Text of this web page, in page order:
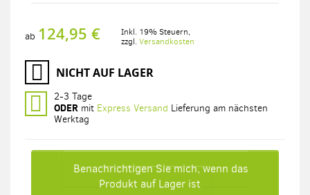
ab 124,95 € Inkl. 19% Steuern,
zzgl. Versandkosten
NICHT AUF LAGER
2-3 Tage
ODERmit Express Versand Lieferung am nächsten
Werktag
Benachrichtigen Sie mich, wenn das
Produkt auf Lager ist